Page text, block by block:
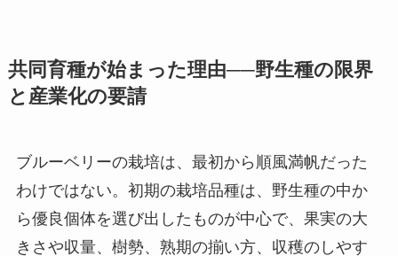
共同育種が始まった理由──野生種の限界
と産業化の要請
ブルーベリーの栽培は、最初から順風満帆だった
わけではない。初期の栽培品種は、野生種の中か
ら優良個体を選び出したものが中心で、果実の大
きさや収量、樹勢、熟期の揃い方、収穫のしやす